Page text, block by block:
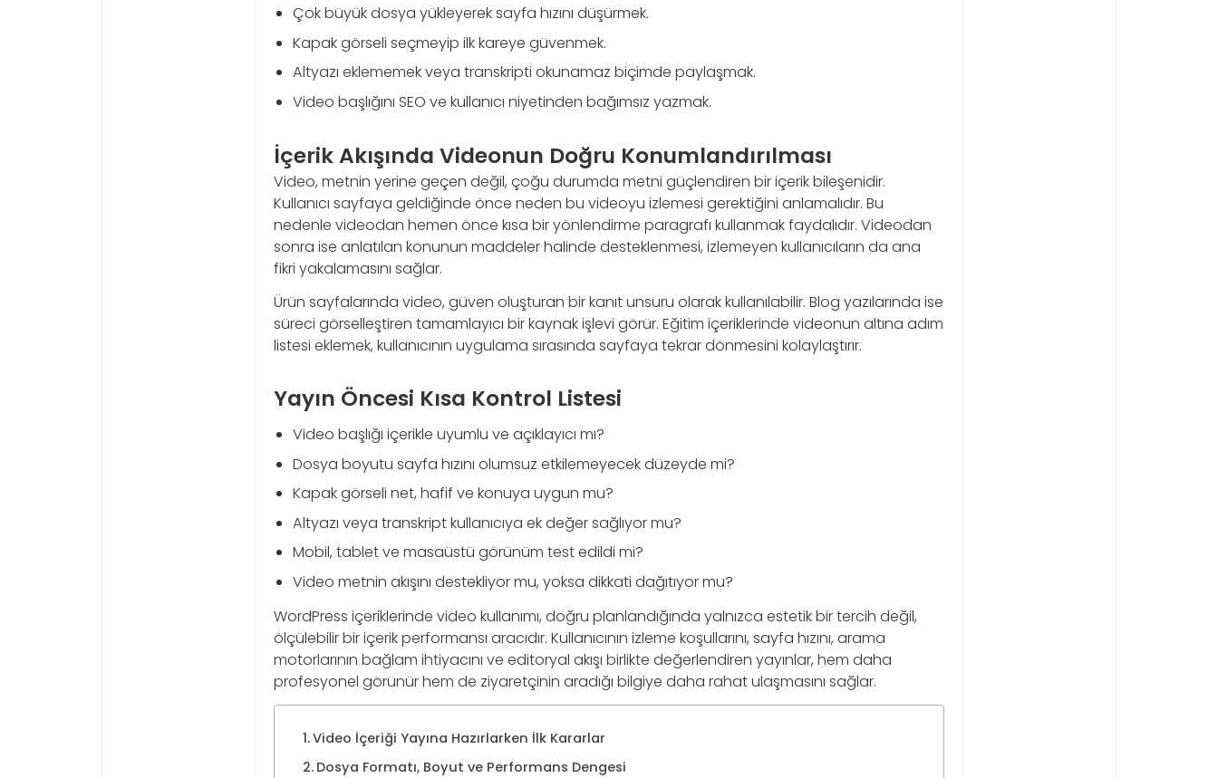
Çok büyük dosya yükleyerek sayfa hızını düşürmek.
Kapak görseli seçmeyip ilk kareye güvenmek.
Altyazı eklememek veya transkripti okunamaz biçimde paylaşmak.
Video başlığını SEO ve kullanıcı niyetinden bağımsız yazmak.
İçerik Akışında Videonun Doğru Konumlandırılması
Video, metnin yerine geçen değil, çoğu durumda metni güçlendiren bir içerik bileşenidir.
Kullanıcı sayfaya geldiğinde önce neden bu videoyu izlemesi gerektiğini anlamalıdır. Bu
nedenle videodan hemen önce kısa bir yönlendirme paragrafı kullanmak faydalıdır. Videodan
sonra ise anlatılan konunun maddeler halinde desteklenmesi, izlemeyen kullanıcıların da ana
fikri yakalamasını sağlar.
Ürün sayfalarında video, güven oluşturan bir kanıt unsuru olarak kullanılabilir. Blog yazılarında ise
süreci görselleştiren tamamlayıcı bir kaynak işlevi görür. Eğitim içeriklerinde videonun altına adım
listesi eklemek, kullanıcının uygulama sırasında sayfaya tekrar dönmesini kolaylaştırır.
Yayın Öncesi Kısa Kontrol Listesi
Video başlığı içerikle uyumlu ve açıklayıcı mı?
Dosya boyutu sayfa hızını olumsuz etkilemeyecek düzeyde mi?
Kapak görseli net, hafif ve konuya uygun mu?
Altyazı veya transkript kullanıcıya ek değer sağlıyor mu?
Mobil, tablet ve masaüstü görünüm test edildi mi?
Video metnin akışını destekliyor mu, yoksa dikkati dağıtıyor mu?
WordPress içeriklerinde video kullanımı, doğru planlandığında yalnızca estetik bir tercih değil,
ölçülebilir bir içerik performansı aracıdır. Kullanıcının izleme koşullarını, sayfa hızını, arama
motorlarının bağlam ihtiyacını ve editoryal akışı birlikte değerlendiren yayınlar, hem daha
profesyonel görünür hem de ziyaretçinin aradığı bilgiye daha rahat ulaşmasını sağlar.
Video İçeriği Yayına Hazırlarken İlk Kararlar
Dosya Formatı, Boyut ve Performans Dengesi